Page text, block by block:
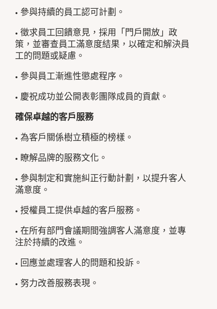
• 參與持續的員工認可計劃。
• 徵求員工回饋意見，採用「門戶開放」政
策，並審查員工滿意度結果，以確定和解決員
工的問題或疑慮。
• 參與員工漸進性懲處程序。
• 慶祝成功並公開表彰團隊成員的貢獻。
確保卓越的客戶服務
• 為客戶關係樹立積極的榜樣。
• 瞭解品牌的服務文化。
• 參與制定和實施糾正行動計劃，以提升客人
滿意度。
• 授權員工提供卓越的客戶服務。
• 在所有部門會議期間強調客人滿意度，並專
注於持續的改進。
• 回應並處理客人的問題和投訴。
• 努力改善服務表現。